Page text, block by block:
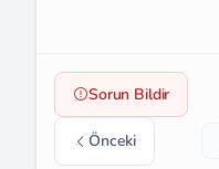
Sorun Bildir
Önceki